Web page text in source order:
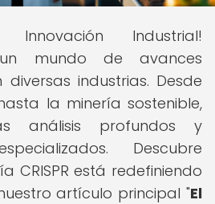
Innovación Industrial!
mundo de avances
diversas industrias. Desde
la minería sostenible,
análisis profundos y
Descubre
CRISPR está redefiniendo
artículo principal "El